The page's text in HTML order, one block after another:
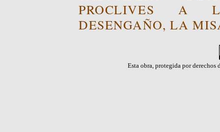
PROCLIVES A
DESENGAÑO, LA
Esta obra, protegida por derechos